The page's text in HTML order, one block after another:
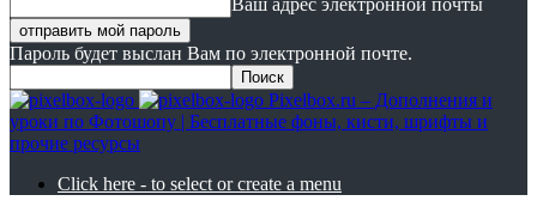
Ваш адрес электронной почты
Пароль будет выслан Вам по электронной почте.
Pixelbox.ru – Дополнения и
уроки по Фотошопу | Бесплатные фоны, кисти, шрифты и
прочие ресурсы
Click here - to select or create a menu